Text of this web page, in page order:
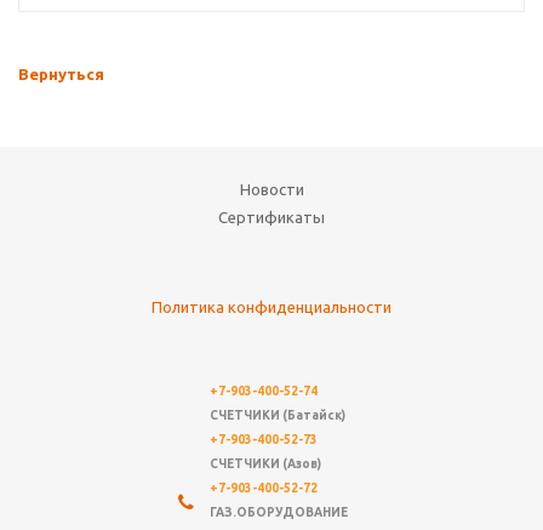
Вернуться
Новости
Сертификаты
Политика конфиденциальности
+7-903-400-52-74
СЧЕТЧИКИ (Батайск)
+7-903-400-52-73
СЧЕТЧИКИ (Азов)
+7-903-400-52-72
ГАЗ.ОБОРУДОВАНИЕ